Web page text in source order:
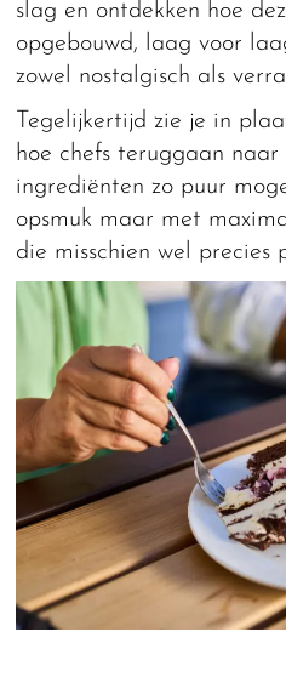
slag en ontdekken hoe
opgebouwd, laag voor
zowel nostalgisch als
Tegelijkertijd zie je in
hoe chefs teruggaan naar
ingrediënten zo puur
opsmuk maar met
die misschien wel precies